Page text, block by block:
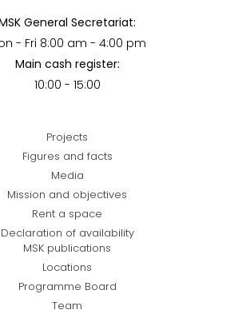
General Secretariat:
- Fri 8:00 am - 4:00 pm
Main cash register:
10:00 - 15:00
Projects
Figures and facts
Media
Mission and objectives
Rent a space
Declaration of availability
MSK publications
Locations
Programme Board
Team